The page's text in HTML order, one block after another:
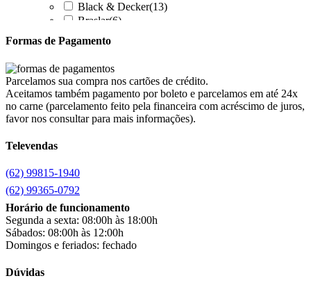
Black & Decker(13)
Braslar(6)
Britânia
Cairu(7)
Canaã Moveis (0)
Canaã Móveis(2)
Carioca Móveis(8)
Clarice
clock
Colibri
Colli(53)
Colormaq(43)
Companhia do Estofado
Formas de Pagamento
Parcelamos sua compra nos cartões de crédito.
Aceitamos também pagamento por boleto e parcelamos em até 24x
no carne (parcelamento feito pela financeira com acréscimo de juros,
favor nos consultar para mais informações).
Televendas
(62) 99815-1940
(62) 99365-0792
Horário de funcionamento
Segunda a sexta: 08:00h às 18:00h
Sábados: 08:00h às 12:00h
Domingos e feriados: fechado
Dúvidas